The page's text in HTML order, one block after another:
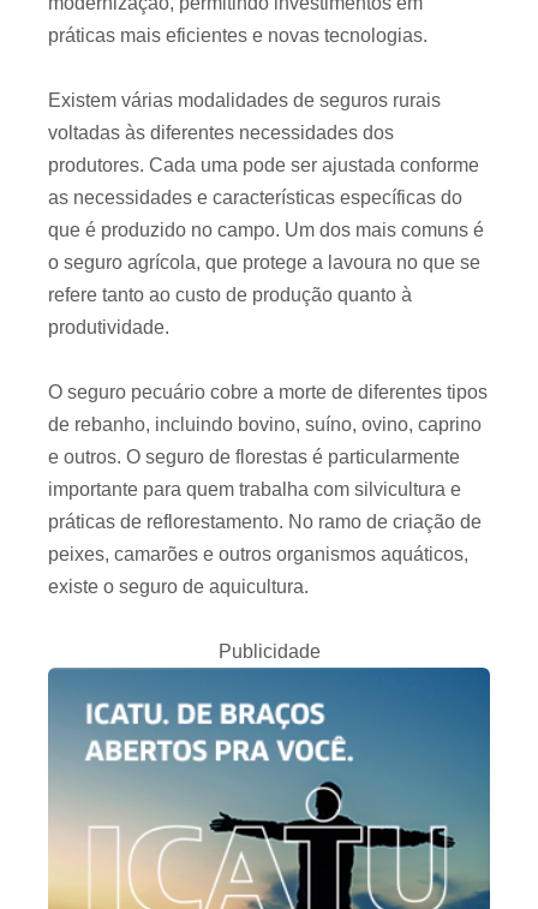
práticas mais eficientes e novas tecnologias.
Existem várias modalidades de seguros rurais
voltadas às diferentes necessidades dos
produtores. Cada uma pode ser ajustada conforme
as necessidades e características específicas do
que é produzido no campo. Um dos mais comuns é
o seguro agrícola, que protege a lavoura no que se
refere tanto ao custo de produção quanto à
produtividade.
O seguro pecuário cobre a morte de diferentes tipos
de rebanho, incluindo bovino, suíno, ovino, caprino
e outros. O seguro de florestas é particularmente
importante para quem trabalha com silvicultura e
práticas de reflorestamento. No ramo de criação de
peixes, camarões e outros organismos aquáticos,
existe o seguro de aquicultura.
Publicidade